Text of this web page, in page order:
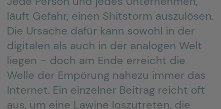
läuft Gefahr, einen Shitstorm auszulösen.
Die Ursache dafür kann sowohl in der
digitalen als auch in der analogen Welt
liegen – doch am Ende erreicht die
Welle der Empörung nahezu immer das
Internet. Ein einzelner Beitrag reicht oft
aus, um eine Lawine loszutreten, die